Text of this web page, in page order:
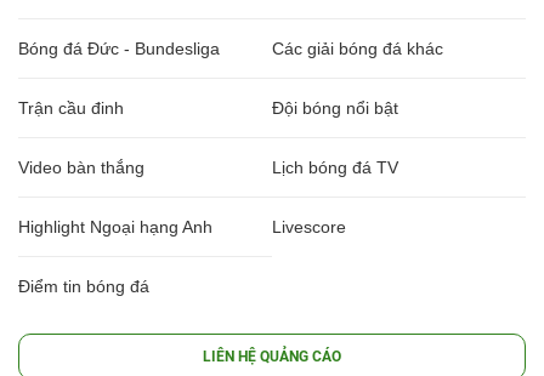
Bóng đá Đức - Bundesliga Các giải bóng đá khác
Trận cầu đinh Đội bóng nổi bật
Video bàn thắng Lịch bóng đá TV
Highlight Ngoại hạng Anh Livescore
Điểm tin bóng đá
LIÊN HỆ QUẢNG CÁO